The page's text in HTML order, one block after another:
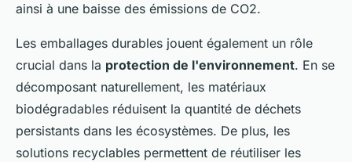
ainsi à une baisse des émissions de CO2.
Les emballages durables jouent également un rôle
crucial dans la protection de l'environnement. En se
décomposant naturellement, les matériaux
biodégradables réduisent la quantité de déchets
persistants dans les écosystèmes. De plus, les
solutions recyclables permettent de réutiliser les